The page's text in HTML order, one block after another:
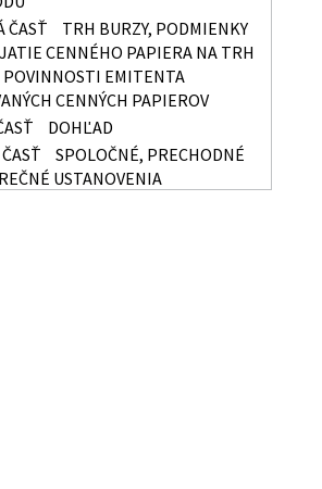
ČASŤ
TRH BURZY, PODMIENKY
CENNÉHO PAPIERA NA TRH
POVINNOSTI EMITENTA
CENNÝCH PAPIEROV
DOHĽAD
SPOLOČNÉ, PRECHODNÉ
USTANOVENIA